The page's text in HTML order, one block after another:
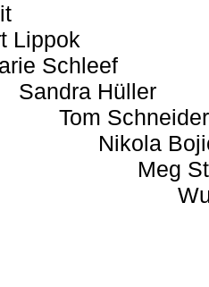
Lippok
Schleef
Sandra Hüller
Tom Schneider
Nikola
Meg